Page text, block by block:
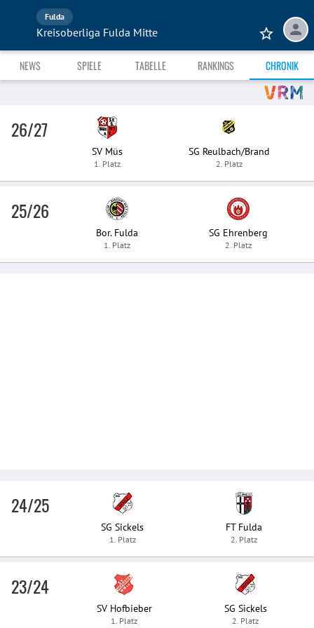
Fulda
Kreisoberliga Fulda Mitte
NEWS SPIELE TABELLE RANKINGS CHRONIK
26/27
SV Müs
1. Platz
SG Reulbach/Brand
2. Platz
25/26
Bor. Fulda
1. Platz
SG Ehrenberg
2. Platz
24/25
SG Sickels
1. Platz
FT Fulda
2. Platz
23/24
SV Hofbieber
1. Platz
SG Sickels
2. Platz